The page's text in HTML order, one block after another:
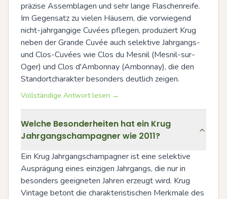
präzise Assemblagen und sehr lange Flaschenreife.
Im Gegensatz zu vielen Häusern, die vorwiegend
nicht-jahrgangige Cuvées pflegen, produziert Krug
neben der Grande Cuvée auch selektive Jahrgangs-
und Clos-Cuvées wie Clos du Mesnil (Mesnil-sur-
Oger) und Clos d'Ambonnay (Ambonnay), die den
Standortcharakter besonders deutlich zeigen.
Vollständige Antwort lesen →
Welche Besonderheiten hat ein Krug
Jahrgangschampagner wie 2011?
Ein Krug Jahrgangschampagner ist eine selektive
Ausprägung eines einzigen Jahrgangs, die nur in
besonders geeigneten Jahren erzeugt wird. Krug
Vintage betont die charakteristischen Merkmale des